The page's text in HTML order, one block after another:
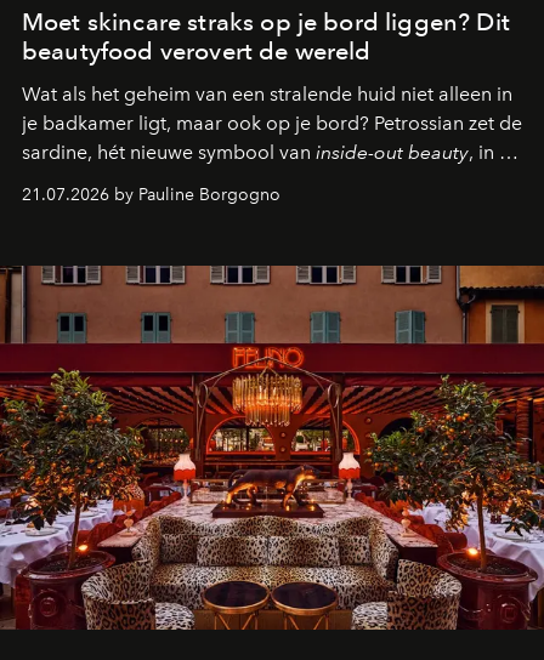
Moet skincare straks op je bord liggen? Dit
beautyfood verovert de wereld
Wat als het geheim van een stralende huid niet alleen in
je badkamer ligt, maar ook op je bord? Petrossian zet de
sardine, hét nieuwe symbool van inside-out beauty, in de
kijker met twee gastronomische creaties.
21.07.2026 by Pauline Borgogno